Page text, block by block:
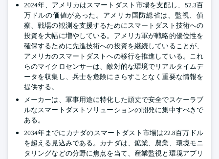
2024年、アメリカはスマートダスト市場を支配し、52.3百
万ドルの価値があった。アメリカ国防総省は、監視、偵
察、戦場の観測を支援するためにスマートダスト技術への
投資を大幅に増やしている。アメリカ軍が戦略的優位性を
確保するために先進技術への投資を継続していることが、
アメリカのスマートダストへの移行を推進している。これ
らのマイクロセンサーは、敵対的な環境でリアルタイムデ
ータを収集し、兵士を危険にさらすことなく重要な情報を
提供する。
メーカーは、軍事用途に特化した頑丈で安全でスケーラブ
ルなスマートダストソリューションの開発に集中すべきで
ある。
2034年までにカナダのスマートダスト市場は22.8百万ドル
を超える見込みである。カナダは、鉱業、農業、環境モニ
タリングなどの分野に焦点を当て、産業監視と環境アプリ